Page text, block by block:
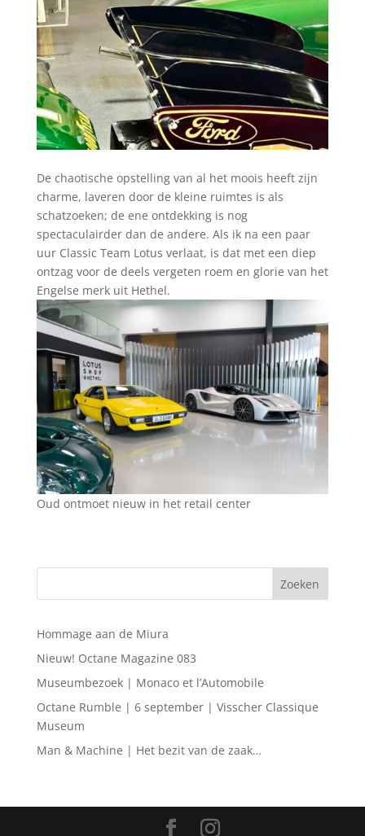
De chaotische opstelling van al het moois heeft zijn
charme, laveren door de kleine ruimtes is als
schatzoeken; de ene ontdekking is nog
spectaculairder dan de andere. Als ik na een paar
uur Classic Team Lotus verlaat, is dat met een diep
ontzag voor de deels vergeten roem en glorie van het
Engelse merk uit Hethel.
Oud ontmoet nieuw in het retail center
Hommage aan de Miura
Nieuw! Octane Magazine 083
Museumbezoek | Monaco et l’Automobile
Octane Rumble | 6 september | Visscher Classique
Museum
Man & Machine | Het bezit van de zaak…